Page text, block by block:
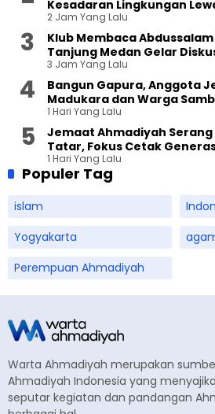
2 Jam Yang Lalu
Klub Membaca
Tanjung Medan
3 Jam Yang Lalu
Bangun Gapura, Anggota
Madukara dan Warga
1 Hari Yang Lalu
Jemaat Ahmadiyah
Tatar, Fokus Cetak
1 Hari Yang Lalu
Populer Tag
islam
Yogyakarta
Perempuan Ahmadiyah
Warta Ahmadiyah merupakan
Ahmadiyah Indonesia yang
seputar kegiatan dan pandangan